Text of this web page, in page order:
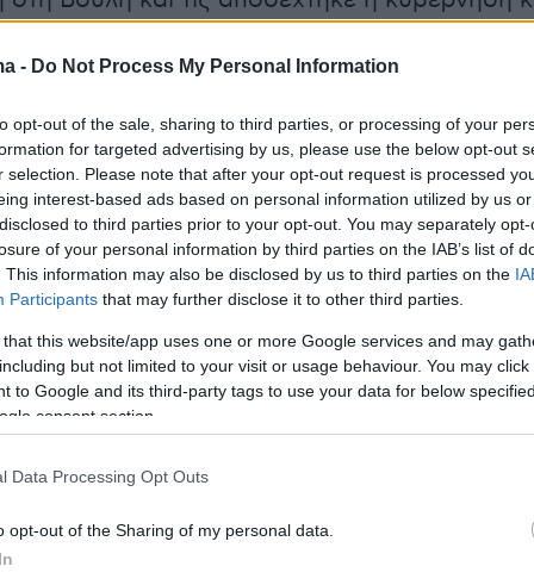
- Do Not Process My Personal Information
opt-out of the sale, sharing to third parties, or processing of your
for targeted advertising by us, please use the below opt-out
selection. Please note that after your opt-out request is processed
interest-based ads based on personal information utilized by us
to third parties prior to your opt-out. You may separately
of your personal information by third parties on the IAB’s list of
This information may also be disclosed by us to third parties on the
Participants that may further disclose it to other third parties.
that this website/app uses one or more Google services and may
but not limited to your visit or usage behaviour. You may
to Google and its third-party tags to use your data for below
consent section.
Data Processing Opt Outs
opt-out of the Sharing of my personal data.
στέγασης,Σπίτι μου ΙκαιΙΙ, καθώς και το νέο
στον μέσο όρο των δηλωθέντων ενοικίων ο
ότι προφανώς το ποσό των 250
στην πραγματικότητα και φαίνεται
ιδιωτικών φορέων ότι το πραγματικό ποσό
και διπλάσιο. «ΗΑΑΔΕέχει αναπτύξει
διασταυρώσεων και είναι πλέον
με το παρελθόν να γίνει ο εντοπισμός. Το
ευρώ, συν 50 ευρώ για κάθε παιδί,
θα λειτουργήσει συμπληρωματικά. Θέλουμε να
να "ασπρίσουμε" ένα κομμάτι αυτού μέσω
ασκηθεί από τους ενοικιαστές στους